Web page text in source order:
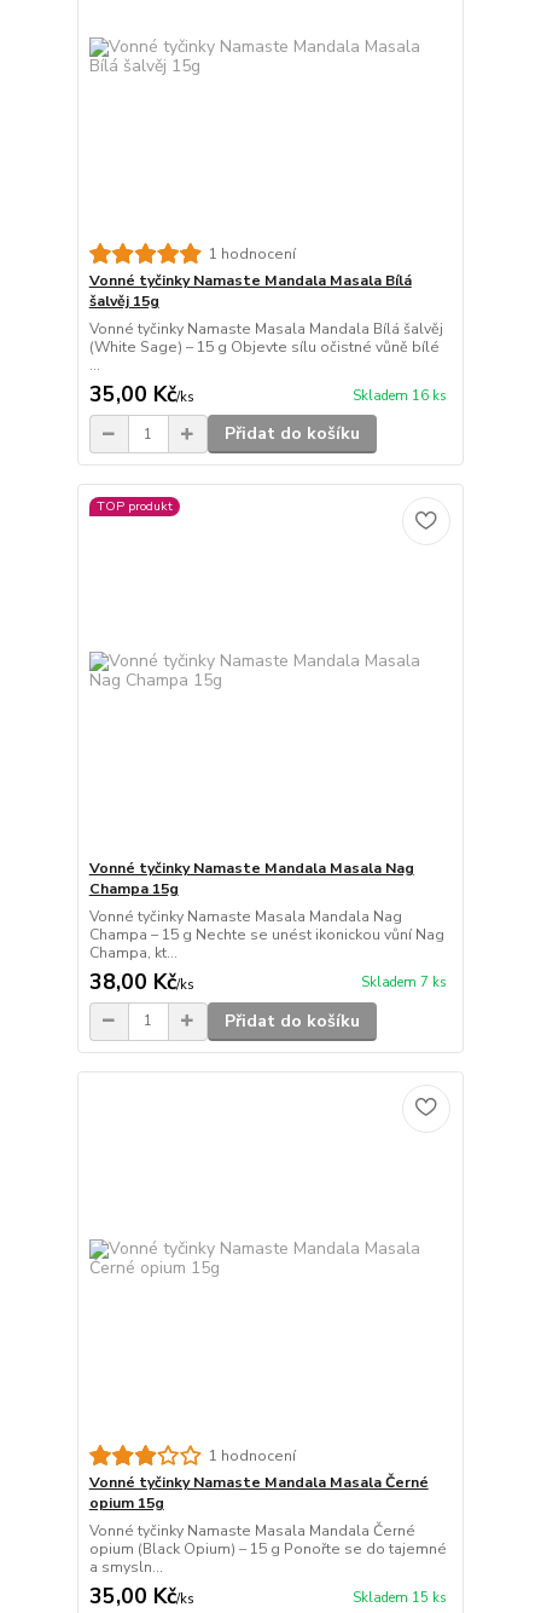
1 hodnocení
Vonné tyčinky Namaste Mandala Masala Bílá
šalvěj 15g
Vonné tyčinky Namaste Masala Mandala Bílá šalvěj
(White Sage) – 15 g Objevte sílu očistné vůně bílé
...
35,00 Kč/ks Skladem 16 ks
Přidat do košíku
TOP produkt
Vonné tyčinky Namaste Mandala Masala Nag
Champa 15g
Vonné tyčinky Namaste Masala Mandala Nag
Champa – 15 g Nechte se unést ikonickou vůní Nag
Champa, kt...
38,00 Kč/ks Skladem 7 ks
Přidat do košíku
1 hodnocení
Vonné tyčinky Namaste Mandala Masala Černé
opium 15g
Vonné tyčinky Namaste Masala Mandala Černé
opium (Black Opium) – 15 g Ponořte se do tajemné
a smysln...
35,00 Kč/ks Skladem 15 ks